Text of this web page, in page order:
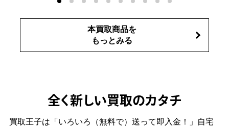
本買取商品を
もっとみる
全く新しい買取のカタチ
買取王子は「いろいろ（無料で）送って即入金！」自宅